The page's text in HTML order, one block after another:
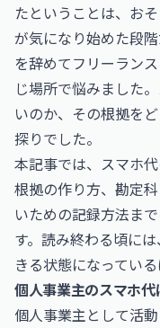
たということは、お
が気になり始めた段
を辞めてフリーラン
じ場所で悩みました
いのか、その根拠を
探りでした。
本記事では、スマホ
根拠の作り方、勘定
いための記録方法ま
す。読み終わる頃に
きる状態になっている
個人事業主のスマホ
個人事業主として活